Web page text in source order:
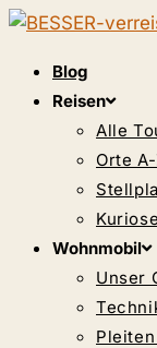
Zum
springen
Blog
Reisen
Alle
Orte
Wohnmobil
Unser